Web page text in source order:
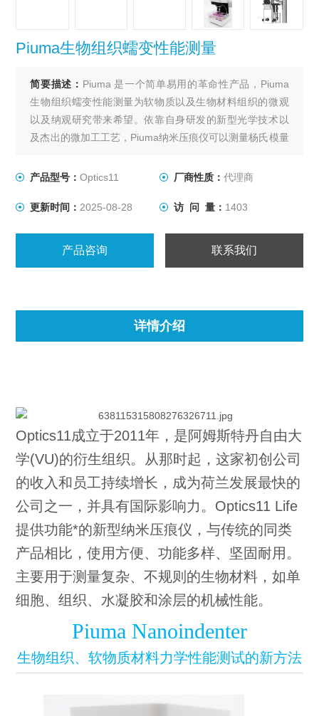
Piuma生物组织蠕变性能测量
简要描述： Piuma 是一个简单易用的革命性产品，Piuma
生物组织蠕变性能测量为软物质以及生物材料组织的微观
以及纳观研究带来希望。依靠自身研发的新型光学技术以
及杰出的微加工工艺，Piuma纳米压痕仪可以测量杨氏模量
合在液体中测试样品。其操作非常简单易学，只需将探头
产品型号：Optics11 厂商性质： 代理商
更新时间： 2025-08-28 访 问 量： 1403
产品咨询 联系我们
详情介绍
Optics11成立于2011年，是阿姆斯特丹自由大
学(VU)的衍生组织。从那时起，这家初创公司
的收入和员工持续增长，成为荷兰发展最快的
公司之一，并具有国际影响力。Optics11 Life
提供功能*的新型纳米压痕仪，与传统的同类
产品相比，使用方便、功能多样、坚固耐用。
主要用于测量复杂、不规则的生物材料，如单
细胞、组织、水凝胶和涂层的机械性能。
Piuma Nanoindenter
生物组织、软物质材料力学性能测试的新方法